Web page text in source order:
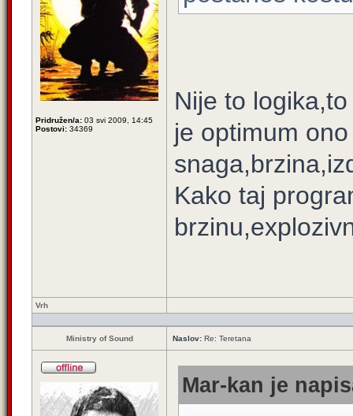
Pridružen/a: 03 svi 2009, 14:45
Postovi: 34369
Nije to
je optimum
Kako taj
Vrh
Ministry of Sound Naslov: Re: Teretana
Mar-kan je